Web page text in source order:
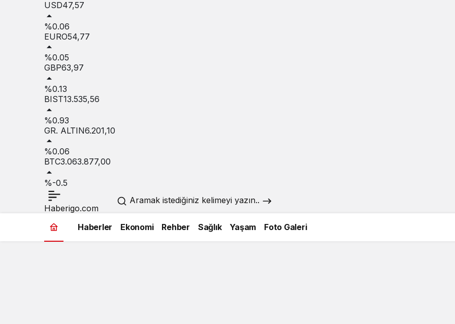
USD47,57
%0.06
EURO54,77
%0.05
GBP63,97
%0.13
BIST13.535,56
%0.93
GR. ALTIN6.201,10
%0.06
BTC3.063.877,00
%-0.5
Haberigo.com
Aramak istediğiniz kelimeyi yazın..
Haberler Ekonomi Rehber Sağlık Yaşam Foto Galeri